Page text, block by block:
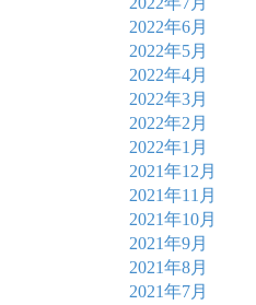
2022年6月
2022年5月
2022年4月
2022年3月
2022年2月
2022年1月
2021年12月
2021年11月
2021年10月
2021年9月
2021年8月
2021年7月